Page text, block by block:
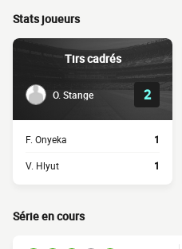
Stats joueurs
Tirs cadrés
O. Stange 2
F. Onyeka 1
V. Hlyut 1
Série en cours